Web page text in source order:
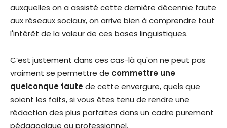
auxquelles on a assisté cette dernière décennie faute
aux réseaux sociaux, on arrive bien à comprendre tout
l'intérêt de la valeur de ces bases linguistiques.
C’est justement dans ces cas-là qu'on ne peut pas
vraiment se permettre de commettre une
quelconque fautede cette envergure, quels que
soient les faits, si vous êtes tenu de rendre une
rédaction des plus parfaites dans un cadre purement
pédagogique ou professionnel.